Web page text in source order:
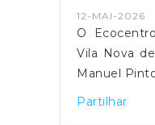
excesso
transtornos
no
trânsito
12-MAI-2026
O
Vila Nova
Manuel
Centro
Partilhar